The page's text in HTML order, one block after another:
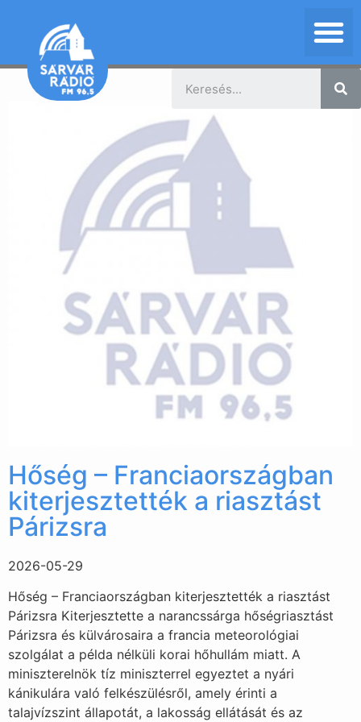
Hőség – Franciaországban
kiterjesztették a riasztást
Párizsra
2026-05-29
Hőség – Franciaországban kiterjesztették a riasztást
Párizsra Kiterjesztette a narancssárga hőségriasztást
Párizsra és külvárosaira a francia meteorológiai
szolgálat a példa nélküli korai hőhullám miatt. A
miniszterelnök tíz miniszterrel egyeztet a nyári
kánikulára való felkészülésről, amely érinti a
talajvízszint állapotát, a lakosság ellátását és az